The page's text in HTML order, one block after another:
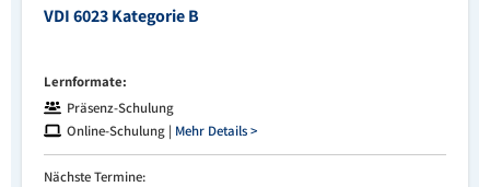
VDI 6023 Kategorie B
Lernformate:
Präsenz-Schulung
Online-Schulung | Mehr Details >
Nächste Termine: